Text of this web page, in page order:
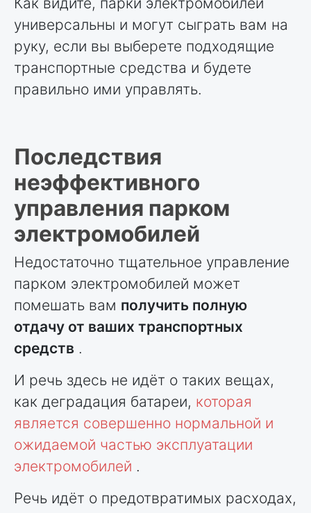
универсальны и могут сыграть вам на
руку, если вы выберете подходящие
транспортные средства и будете
правильно ими управлять.
Последствия
неэффективного
управления парком
электромобилей
Недостаточно тщательное управление
парком электромобилей может
помешать вам получить полную
отдачу от ваших транспортных
средств .
И речь здесь не идёт о таких вещах,
как деградация батареи, которая
является совершенно нормальной и
ожидаемой частью эксплуатации
электромобилей .
Речь идёт о предотвратимых расходах,